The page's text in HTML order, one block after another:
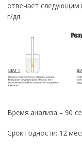
отвечает следующим
г/дл.
Время анализа – 90
Срок годности: 12